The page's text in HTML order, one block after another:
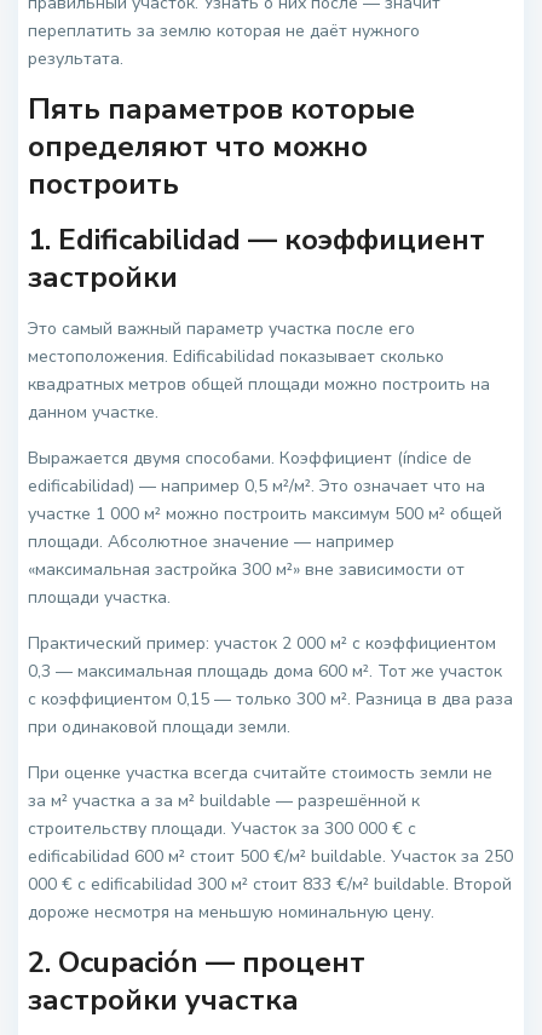
переплатить за землю которая не даёт нужного
результата.
Пять параметров которые
определяют что можно
построить
1. Edificabilidad — коэффициент
застройки
Это самый важный параметр участка после его
местоположения. Edificabilidad показывает сколько
квадратных метров общей площади можно построить на
данном участке.
Выражается двумя способами. Коэффициент (índice de
edificabilidad) — например 0,5 м²/м². Это означает что на
участке 1 000 м² можно построить максимум 500 м² общей
площади. Абсолютное значение — например
«максимальная застройка 300 м²» вне зависимости от
площади участка.
Практический пример: участок 2 000 м² с коэффициентом
0,3 — максимальная площадь дома 600 м². Тот же участок
с коэффициентом 0,15 — только 300 м². Разница в два раза
при одинаковой площади земли.
При оценке участка всегда считайте стоимость земли не
за м² участка а за м² buildable — разрешённой к
строительству площади. Участок за 300 000 € с
edificabilidad 600 м² стоит 500 €/м² buildable. Участок за 250
000 € с edificabilidad 300 м² стоит 833 €/м² buildable. Второй
дороже несмотря на меньшую номинальную цену.
2. Ocupación — процент
застройки участка